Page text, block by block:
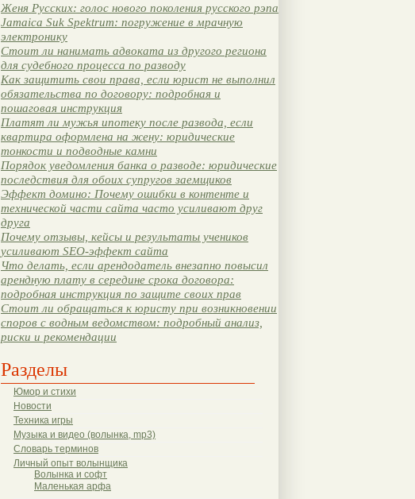
Женя Русских: голос нового поколения русского рэпа
Jamaica Suk Spektrum: погружение в мрачную
электронику
Стоит ли нанимать адвоката из другого региона
для судебного процесса по разводу
Как защитить свои права, если юрист не выполнил
обязательства по договору: подробная и
пошаговая инструкция
Платят ли мужья ипотеку после развода, если
квартира оформлена на жену: юридические
тонкости и подводные камни
Порядок уведомления банка о разводе: юридические
последствия для обоих супругов заемщиков
Эффект домино: Почему ошибки в контенте и
технической части сайта часто усиливают друг
друга
Почему отзывы, кейсы и результаты учеников
усиливают SEO-эффект сайта
Что делать, если арендодатель внезапно повысил
арендную плату в середине срока договора:
подробная инструкция по защите своих прав
Стоит ли обращаться к юристу при возникновении
споров с водным ведомством: подробный анализ,
риски и рекомендации
Разделы
Юмор и стихи
Новости
Техника игры
Музыка и видео (волынка, mp3)
Словарь терминов
Личный опыт волынщика
Волынка и софт
Маленькая арфа